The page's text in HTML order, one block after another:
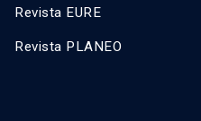
Revista EURE
Revista PLANEO